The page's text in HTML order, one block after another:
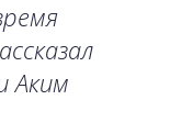
Аким